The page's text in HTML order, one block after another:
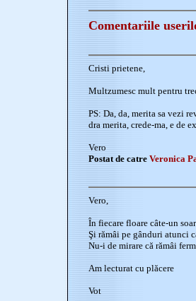
Comentariile
Cristi prietene,
Multzumesc mult pentru
PS: Da, da, merita sa vezi
dra merita, crede-ma, e de
Vero
Postat de catre Veronica
Vero,
În fiecare floare câte-un
Şi rămâi pe gânduri atunci
Nu-i de mirare că rămâi
Am lecturat cu plăcere
Vot